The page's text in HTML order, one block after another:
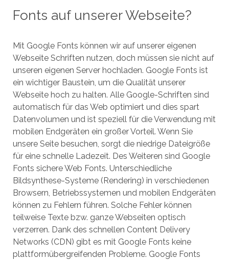
Fonts auf unserer Webseite?
Mit Google Fonts können wir auf unserer eigenen
Webseite Schriften nutzen, doch müssen sie nicht auf
unseren eigenen Server hochladen. Google Fonts ist
ein wichtiger Baustein, um die Qualität unserer
Webseite hoch zu halten. Alle Google-Schriften sind
automatisch für das Web optimiert und dies spart
Datenvolumen und ist speziell für die Verwendung mit
mobilen Endgeräten ein großer Vorteil. Wenn Sie
unsere Seite besuchen, sorgt die niedrige Dateigröße
für eine schnelle Ladezeit. Des Weiteren sind Google
Fonts sichere Web Fonts. Unterschiedliche
Bildsynthese-Systeme (Rendering) in verschiedenen
Browsern, Betriebssystemen und mobilen Endgeräten
können zu Fehlern führen. Solche Fehler können
teilweise Texte bzw. ganze Webseiten optisch
verzerren. Dank des schnellen Content Delivery
Networks (CDN) gibt es mit Google Fonts keine
plattformübergreifenden Probleme. Google Fonts